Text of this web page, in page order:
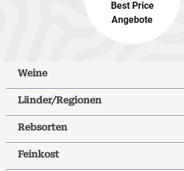
Best Price
Angebote
Weine
Länder/Regionen
Rebsorten
Feinkost